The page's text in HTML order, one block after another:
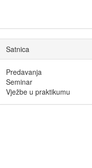
Satnica
Predavanja
Seminar
Vježbe u praktikumu